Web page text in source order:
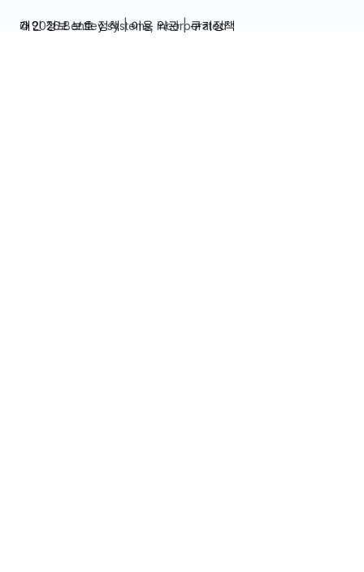
© 2026 Bentley systems, incorporated
개인 정보 보호 정책|이용 약관|쿠키정책